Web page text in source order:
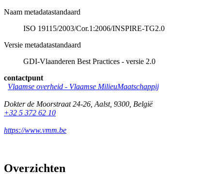
Naam metadatastandaard
ISO 19115/2003/Cor.1:2006/INSPIRE-TG2.0
Versie metadatastandaard
GDI-Vlaanderen Best Practices - versie 2.0
contactpunt
Vlaamse overheid - Vlaamse MilieuMaatschappij
Dokter de Moorstraat 24-26 Aalst, 9300 België
+32 5 372 62 10
https://www.vmm.be
Overzichten